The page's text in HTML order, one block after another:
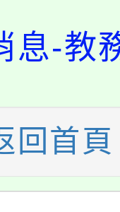
動會8/
池舉行。
享有免
情可洽有
習
及科技
案入校路
專業人
息-教
回首頁